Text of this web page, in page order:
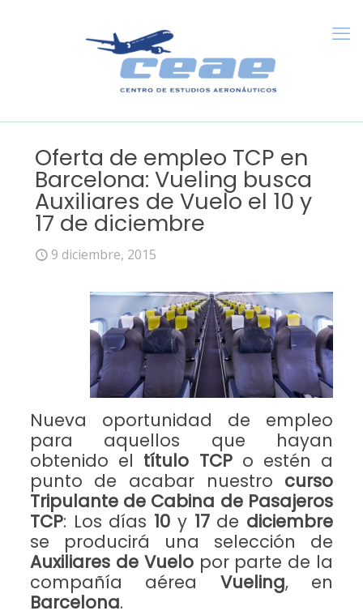
Oferta de empleo TCP en
Barcelona: Vueling busca
Auxiliares de Vuelo el 10 y
17 de diciembre
9 diciembre, 2015
Nueva oportunidad de empleo
para aquellos que hayan
obtenido el título TCPo estén a
punto de acabar nuestro curso
Tripulante de Cabina de Pasajeros
TCP: Los días 10 y 17de diciembre
se producirá una selección de
Auxiliares de Vuelopor parte de la
compañía aérea Vueling, en
Barcelona.